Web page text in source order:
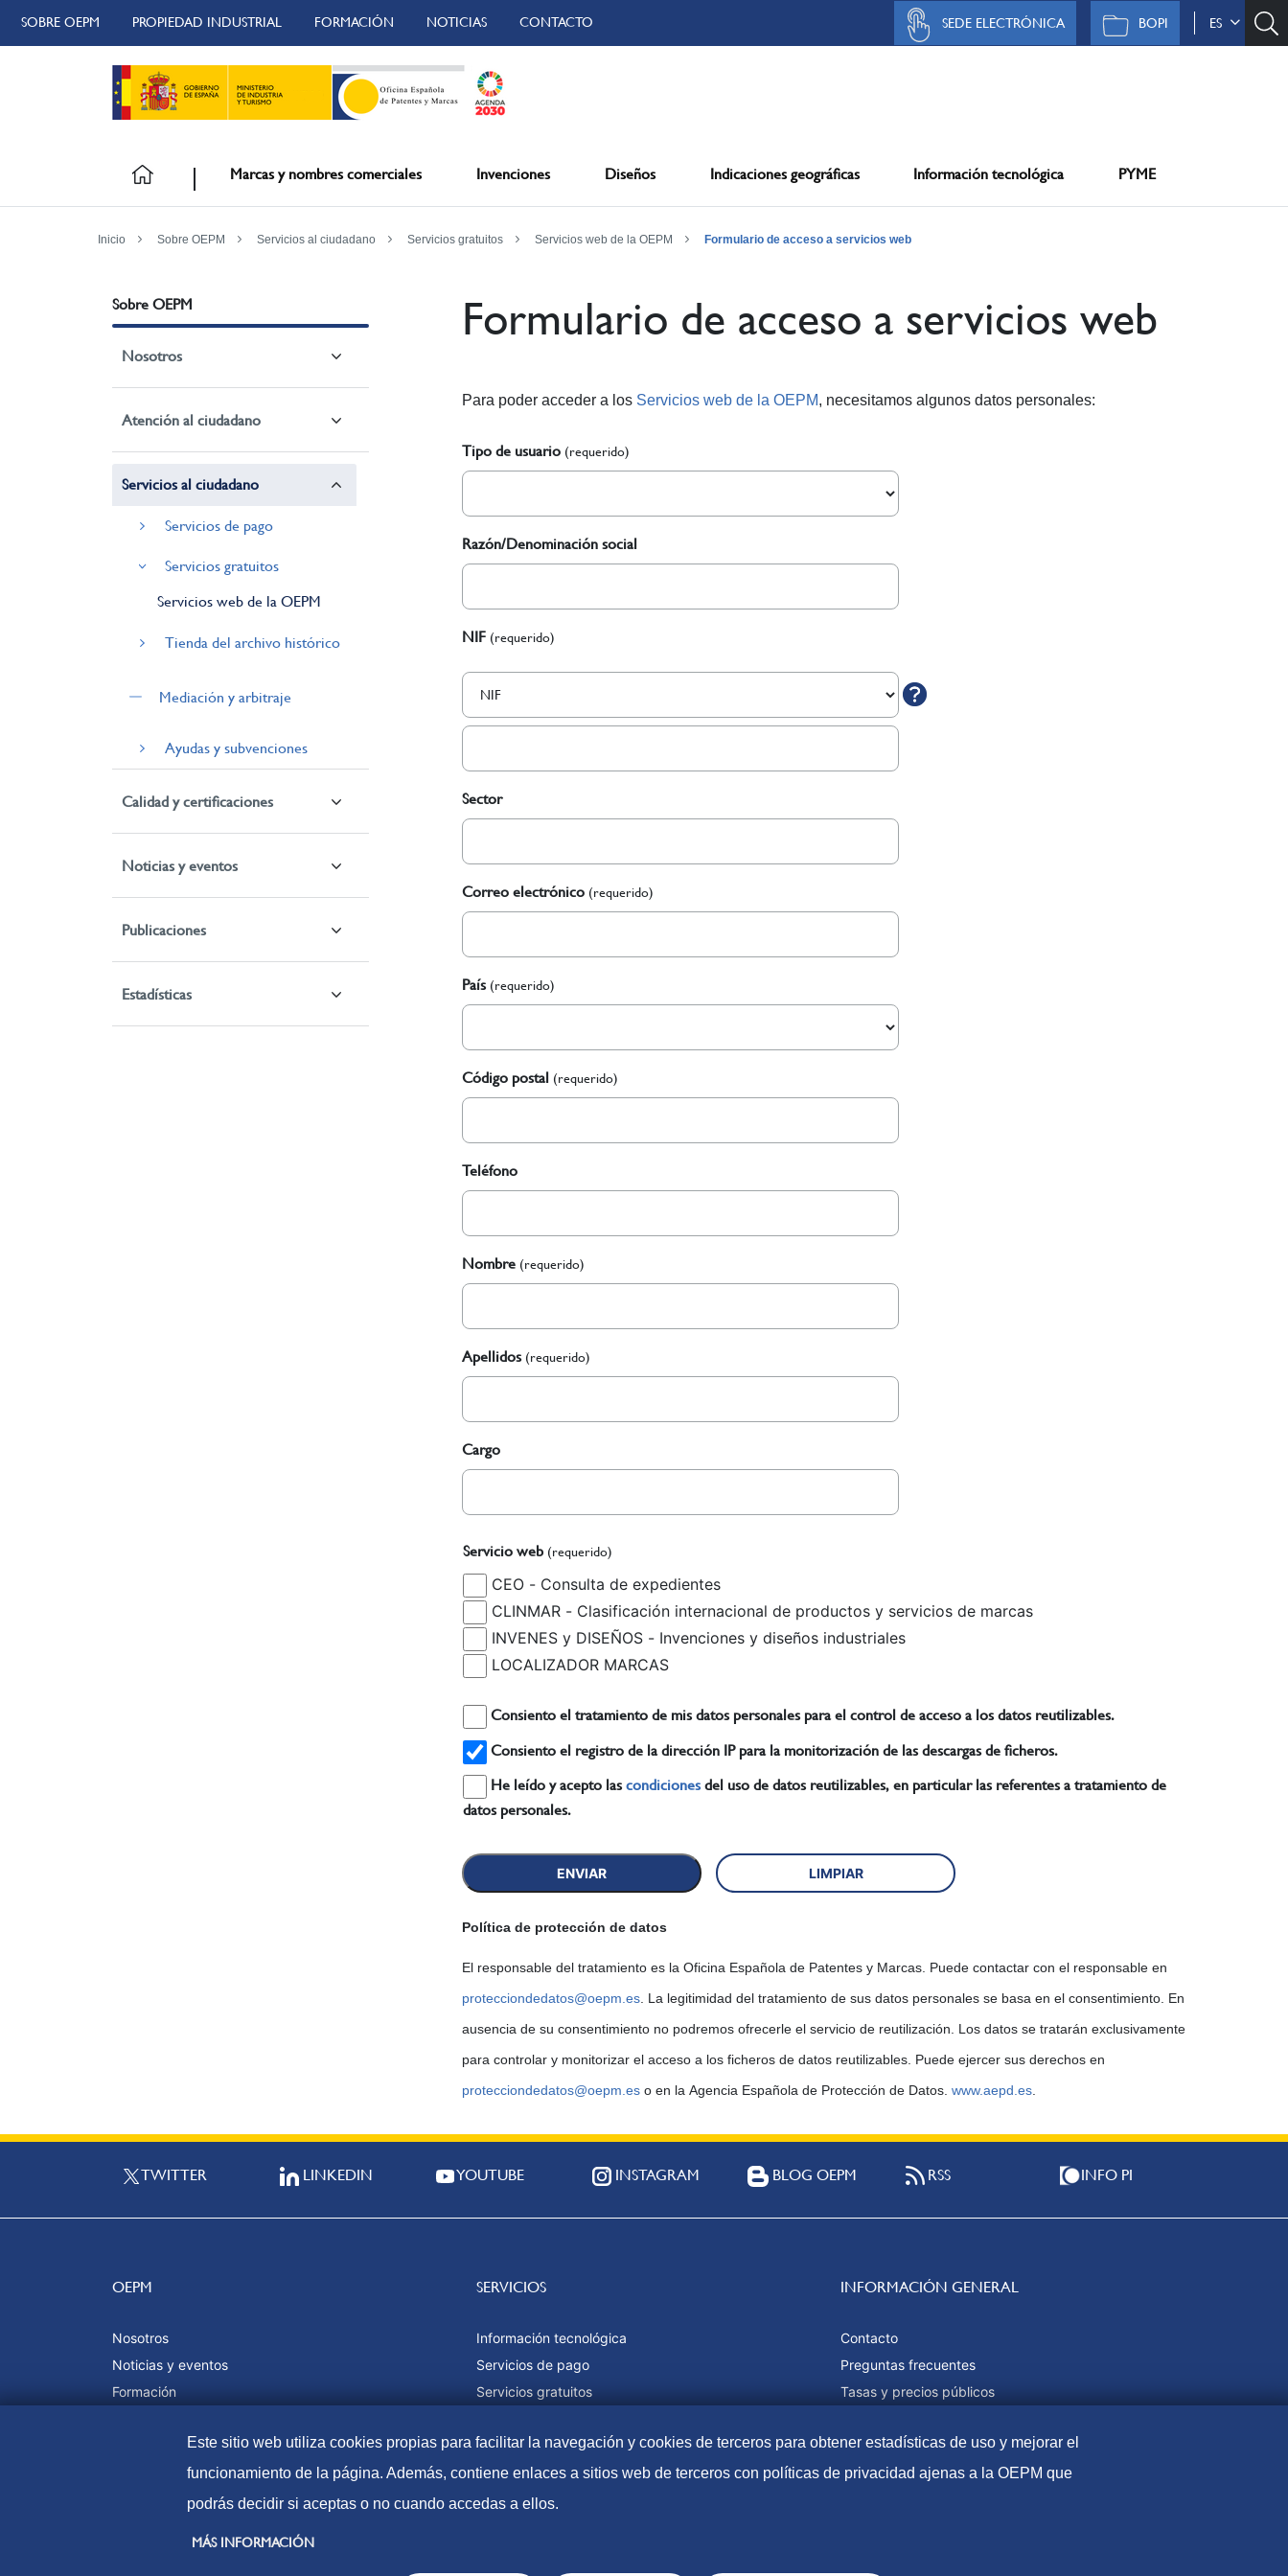
SOBRE OEPM PROPIEDAD INDUSTRIAL FORMACIÓN NOTICIAS CONTACTO ES
BOPI
SEDE ELECTRÓNICA
Marcas y nombres comerciales Invenciones Diseños Indicaciones geográficas Información tecnológica PYME
Inicio Sobre OEPM Servicios al ciudadano Servicios gratuitos Servicios web de la OEPM Formulario de acceso a servicios web
Sobre OEPM
Nosotros
Atención al ciudadano
Servicios al ciudadano
Servicios de pago
Servicios gratuitos
Servicios web de la OEPM
Tienda del archivo histórico
Mediación y arbitraje
Ayudas y subvenciones
Calidad y certificaciones
Noticias y eventos
Publicaciones
Estadísticas
Formulario de acceso a servicios web
Para poder acceder a los Servicios web de la OEPM, necesitamos algunos datos personales:
Tipo de usuario (requerido)
Razón/Denominación social
NIF (requerido)
Sector
Correo electrónico (requerido)
País (requerido)
Código postal (requerido)
Teléfono
Nombre (requerido)
Apellidos (requerido)
Cargo
Servicio web (requerido)
CEO - Consulta de expedientes
CLINMAR - Clasificación internacional de productos y servicios de marcas
INVENES y DISEÑOS - Invenciones y diseños industriales
LOCALIZADOR MARCAS
Consiento el tratamiento de mis datos personales para el control de acceso a los datos reutilizables.
Consiento el registro de la dirección IP para la monitorización de las descargas de ficheros.
He leído y acepto las condiciones del uso de datos reutilizables, en particular las referentes a tratamiento de
datos personales.
Política de protección de datos
El responsable del tratamiento es la Oficina Española de Patentes y Marcas. Puede contactar con el responsable en
protecciondedatos@oepm.es
ausencia de su consentimiento no podremos ofrecerle el servicio de reutilización. Los datos se tratarán exclusivamente
para controlar y monitorizar el acceso a los ficheros de datos reutilizables. Puede ejercer sus derechos en
protecciondedatos@oepm.es o en la Agencia Española de Protección de Datos. www.aepd.es
TWITTER LINKEDIN YOUTUBE INSTAGRAM BLOG OEPM RSS INFO PI
OEPM
Nosotros
Noticias y eventos
Formación
SERVICIOS
Información tecnológica
Servicios de pago
Servicios gratuitos
INFORMACIÓN GENERAL
Contacto
Preguntas frecuentes
Tasas y precios públicos
Mapa web
Este sitio web utiliza cookies propias para facilitar la navegación y cookies de terceros para obtener estadísticas de uso y mejorar el
funcionamiento de la página. Además, contiene enlaces a sitios web de terceros con políticas de privacidad ajenas a la OEPM que
podrás decidir si aceptas o no cuando accedas a ellos.
MÁS INFORMACIÓN